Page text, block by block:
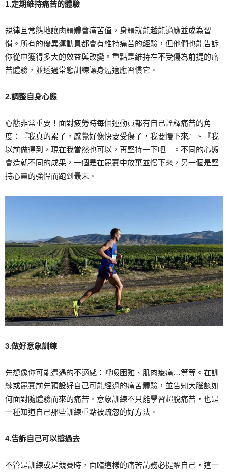
1.定期維持痛苦的體驗
規律且常態地讓肉體體會痛苦值，身體就能越能適應並成為習
慣。所有的優異運動員都會有維持痛苦的經驗，但他們也能告訴
你從中獲得多大的效益與改變。重點是維持在不受傷為前提的痛
苦體驗，並透過常態訓練讓身體適應習慣它。
2.調整自身心態
心態非常重要！面對疲勞時每個運動員都有自己詮釋痛苦的角
度：『我真的累了，感覺好像快要受傷了，我要慢下來』、『我
以前做得到，現在我當然也可以，再堅持一下吧』。不同的心態
會造就不同的成果，一個是在競賽中放棄並慢下來，另一個是堅
持心靈的強悍而跑到最末。
3.做好意象訓練
先想像你可能遭遇的不適感：呼吸困難、肌肉痠痛…等等。在訓
練或競賽前先預設好自己可能經過的痛苦體驗，並告知大腦該如
何面對隨體驗而來的痛苦。意象訓練不只能學習超脫痛苦，也是
一種知道自己那些訓練重點被疏忽的好方法。
4.告訴自己可以撐過去
不管是訓練或是競賽時，面臨這樣的痛苦請務必提醒自己，這一